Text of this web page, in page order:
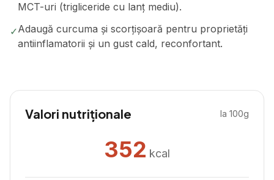
MCT-uri (trigliceride cu lanț mediu).
✓Adaugă curcuma și scorțișoară pentru proprietăți
antiinflamatorii și un gust cald, reconfortant.
Valori nutriționale la 100g
352 kcal